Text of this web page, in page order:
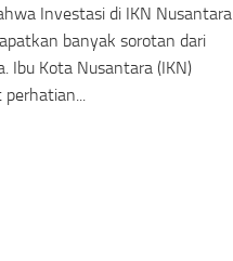
Investasi di IKN Nusantara
banyak sorotan dari
Ibu Kota Nusantara (IKN)
perhatian...